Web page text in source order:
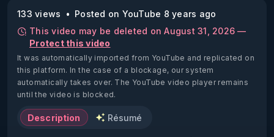
133 views
Posted on YouTube 8 years ago
This video may be deleted on August 31, 2026 —
Protect this video
It was automatically imported from YouTube and replicated on
this platform. In the case of a blockage, our system
automatically takes over. The YouTube video player remains
until the video is blocked.
Description Résumé